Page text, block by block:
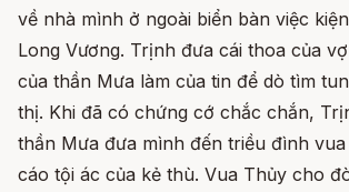
về nhà mình ở ngoài biển bàn việc
Long Vương. Trịnh đưa cái thoa của
của thần Mưa làm của tin để dò tìm
thị. Khi đã có chứng cớ chắc chắn,
thần Mưa đưa mình đến triều đình
cáo tội ác của kẻ thù. Vua Thủy cho